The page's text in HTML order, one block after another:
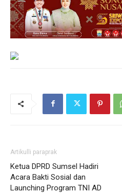
Artikulli paraprak
Ketua DPRD Sumsel Hadiri
Acara Bakti Sosial dan
Launching Program TNI AD